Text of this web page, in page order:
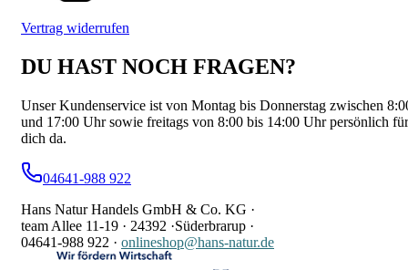
Vertrag widerrufen
DU HAST NOCH FRAGEN?
Unser Kundenservice ist von Montag bis Donnerstag zwischen
und 17:00 Uhr sowie freitags von 8:00 bis 14:00 Uhr persönlich für
dich da.
04641-988 922
Hans Natur Handels GmbH & Co. KG ·
team Allee 11-19 · 24392 ·Süderbrarup ·
04641-988 922 · onlineshop@hans-natur.de